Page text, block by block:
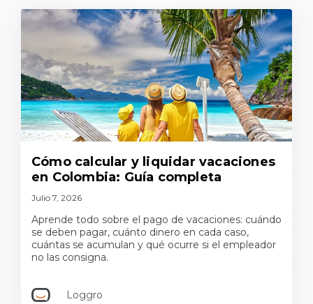
Cómo calcular y liquidar vacaciones
en Colombia: Guía completa
Julio 7, 2026
Aprende todo sobre el pago de vacaciones: cuándo
se deben pagar, cuánto dinero en cada caso,
cuántas se acumulan y qué ocurre si el empleador
no las consigna.
Loggro